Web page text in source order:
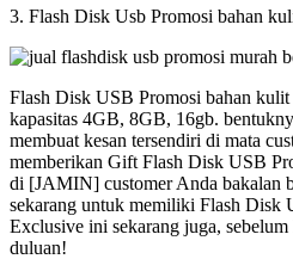
3. Flash Disk Usb Promosi bahan
Flash Disk USB Promosi bahan
kapasitas 4GB, 8GB, 16gb.
membuat kesan tersendiri di mata
memberikan Gift Flash Disk USB
di [JAMIN] customer Anda bakalan
sekarang untuk memiliki Flash Disk
Exclusive ini sekarang juga,
duluan!